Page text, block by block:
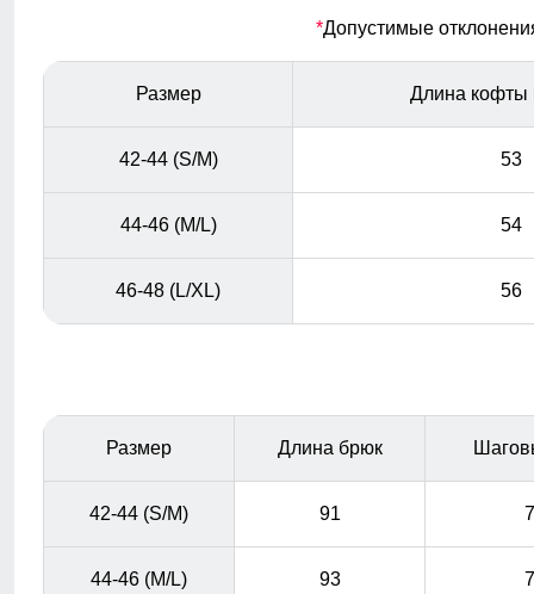
Легинсы подчеркивают фигуру. Преимуществом их
является повышенный комфорт, удобство,
*Допустимые
Размер Длина кофты
42-44 (S/M) 53
44-46 (M/L) 54
46-48 (L/XL) 56
Размер Длина брюк
42-44 (S/M) 91
44-46 (M/L) 93